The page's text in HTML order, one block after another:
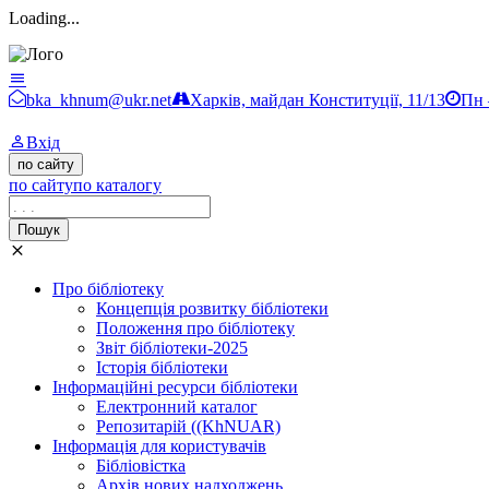
Loading...
bka_khnum@ukr.net Харків, майдан Конституції, 11/13 Пн
Вхід
по сайту
по сайтупо каталогу
Пошук
Про бібліотеку
Концепція розвитку бібліотеки
Положення про бібліотеку
Звіт бібліотеки-2025
Історія бібліотеки
Інформаційні ресурси бібліотеки
Електронний каталог
Репозитарій ((KhNUAR)
Інформація для користувачів
Бібліовістка
Архів нових надходжень